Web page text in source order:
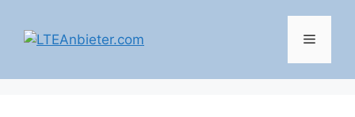
Inhalt
springen
Menü